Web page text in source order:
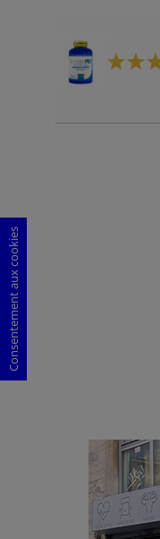
Consentement aux cookies